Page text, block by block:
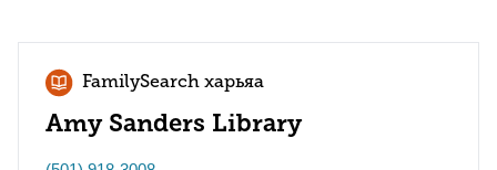
FamilySearch харьяа
Amy Sanders Library